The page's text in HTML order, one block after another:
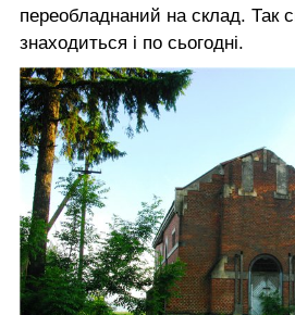
переобладнаний на склад. Так
знаходиться і по сьогодні.